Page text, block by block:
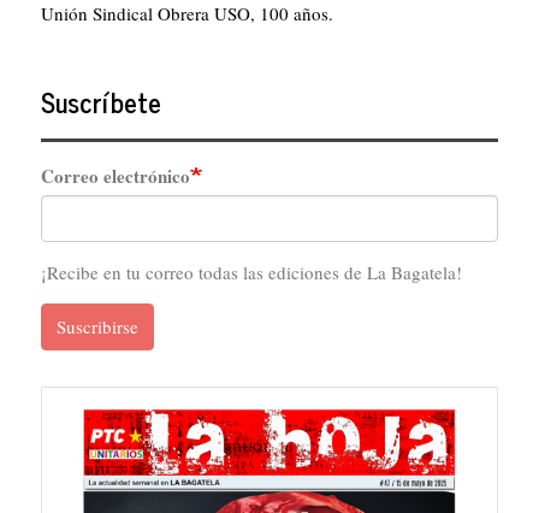
Unión Sindical Obrera USO, 100 años.
Suscríbete
Correo electrónico
¡Recibe en tu correo todas las ediciones de La Bagatela!
Suscribirse